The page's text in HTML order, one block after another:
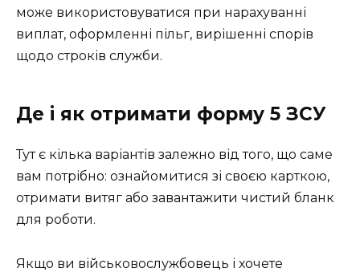
може використовуватися при нарахуванні
виплат, оформленні пільг, вирішенні спорів
щодо строків служби.
Де і як отримати форму 5 ЗСУ
Тут є кілька варіантів залежно від того, що саме
вам потрібно: ознайомитися зі своєю карткою,
отримати витяг або завантажити чистий бланк
для роботи.
Якщо ви військовослужбовець і хочете